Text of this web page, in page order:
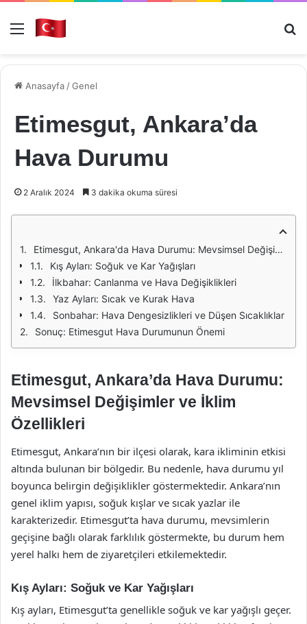
Menü
Anasayfa /Genel
Etimesgut, Ankara’da
Hava Durumu
2 Aralık 2024 3 dakika okuma süresi
Etimesgut, Ankara'da Hava Durumu: Mevsimsel Değişimler ve İklim Özellikleri
Kış Ayları: Soğuk ve Kar Yağışları
İlkbahar: Canlanma ve Hava Değişiklikleri
Yaz Ayları: Sıcak ve Kurak Hava
Sonbahar: Hava Dengesizlikleri ve Düşen Sıcaklıklar
Sonuç: Etimesgut Hava Durumunun Önemi
Etimesgut, Ankara’da Hava Durumu:
Mevsimsel Değişimler ve İklim
Özellikleri
Etimesgut, Ankara’nın bir ilçesi olarak, kara ikliminin etkisi
altında bulunan bir bölgedir. Bu nedenle, hava durumu yıl
boyunca belirgin değişiklikler göstermektedir. Ankara’nın
genel iklim yapısı, soğuk kışlar ve sıcak yazlar ile
karakterizedir. Etimesgut’ta hava durumu, mevsimlerin
geçişine bağlı olarak farklılık göstermekte, bu durum hem
yerel halkı hem de ziyaretçileri etkilemektedir.
Kış Ayları: Soğuk ve Kar Yağışları
Kış ayları, Etimesgut’ta genellikle soğuk ve kar yağışlı geçer.